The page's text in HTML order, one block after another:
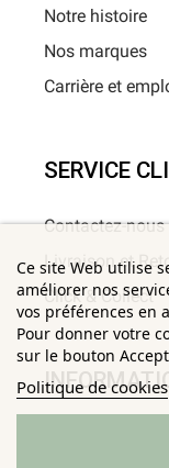
Ce site Web utilise
améliorer nos
vos préférences en
Pour donner votre
sur le bouton
Politique de cookies
Notre histoire
Nos marques
Carrière et
SERVICE
Contactez-nous
Livraison et
Click & Collect
Conditions